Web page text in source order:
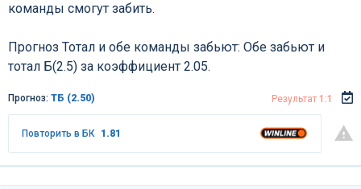
команды смогут забить.
Прогноз Тотал и обе команды забьют: Обе забьют и
тотал Б(2.5) за коэффициент 2.05.
Прогноз: ТБ (2.50) Результат 1:1
Повторить в БК 1.81